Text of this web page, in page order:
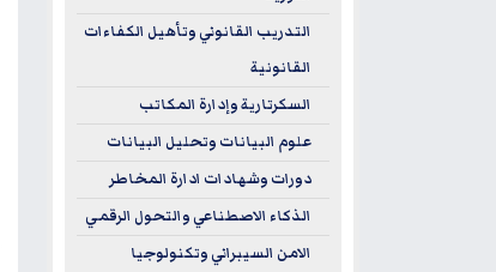
التدريب القانوني وتأهيل الكفاءات
القانونية
السكرتارية وإدارة المكاتب
علوم البيانات وتحليل البيانات
دورات وشهادات ادارة المخاطر
الذكاء الاصطناعي والتحول الرقمي
الامن السيبراني وتكنولوجيا